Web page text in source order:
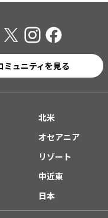
ミュニティを見る
北米
オセアニア
リゾート
中近東
日本